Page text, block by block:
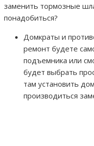
заменить тормозные
понадобиться?
Домкраты и
ремонт будете
подъемника или
будет выбрать
там установить
производиться